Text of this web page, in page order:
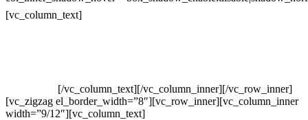
[vc_column_text]
[/vc_column_text][/vc_column_inner][/vc_row_inner]
[vc_zigzag el_border_width=”8″][vc_row_inner][vc_column_inner
width=”9/12″][vc_column_text]